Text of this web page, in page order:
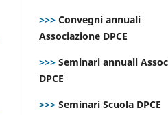
>>> Convegni annuali
Associazione DPCE
>>> Seminari annuali
DPCE
>>> Seminari Scuola DPCE